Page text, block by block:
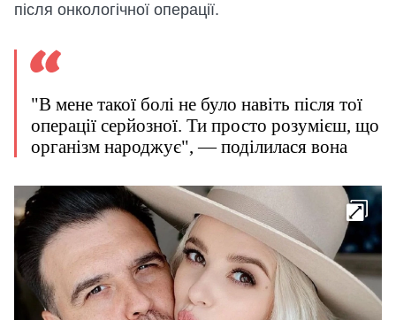
після онкологічної операції.
"В мене такої болі не було навіть після тої
операції серйозної. Ти просто розумієш, що
організм народжує", — поділилася вона